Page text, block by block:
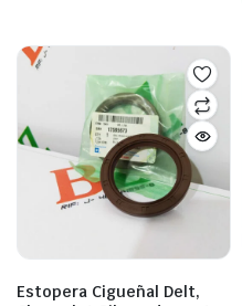
Estopera Cigueñal Delt,